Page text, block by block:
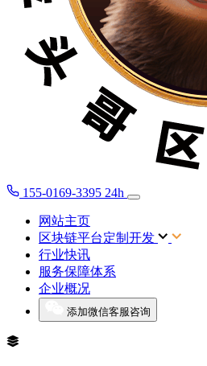
155-0169-3395 24h
网站主页
区块链平台定制开发
行业快讯
服务保障体系
企业概况
添加微信客服咨询